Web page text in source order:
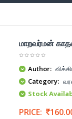
மாறவர்மன்
Author:
Category:
Stock
PRICE: